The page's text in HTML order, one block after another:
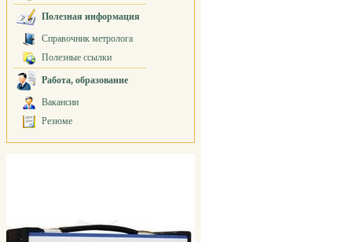
Полезная информация
Справочник метролога
Полезные ссылки
Работа, образование
Вакансии
Резюме